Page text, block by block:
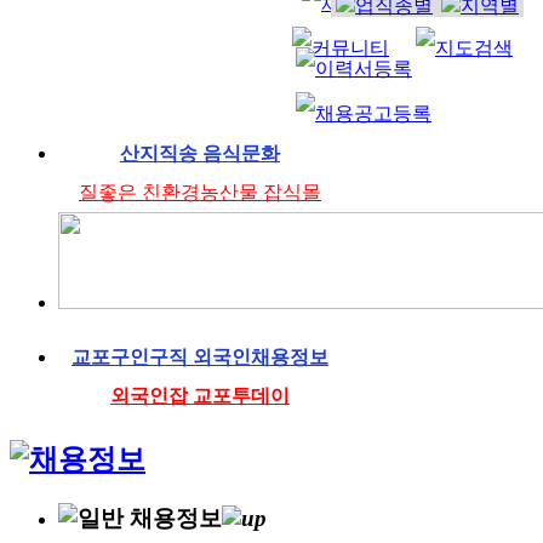
산지직송 음식문화
질좋은 친환경농산물 잡식몰
교포구인구직 외국인채용정보
외국인잡 교포투데이